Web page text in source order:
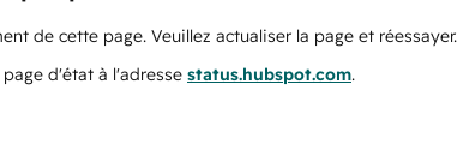
de cette page. Veuillez actualiser la page et réessayer.
d'état à l'adresse status.hubspot.com.